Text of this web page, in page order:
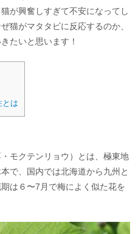
が興奮しすぎて不安になってし
猫がマタタビに反応するのか、
たいと思います！
とは
モクテンリョウ）とは、極東地
で、国内では北海道から九州と
は６〜7月で梅によく似た花を